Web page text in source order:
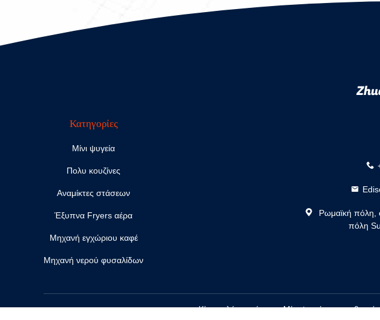
Κατηγορίες
Μίνι ψυγεία
Πολυ κουζίνες
Αναμίκτες στάσεων
Έξυπνα Fryers αέρα
Μηχανή εγχώριου καφέ
Μηχανή νερού φυσαλίδων
Ρωμαϊκή πόλη,
πόλη
Κίνα καλός ποιότητας Μίνι ψυγεία